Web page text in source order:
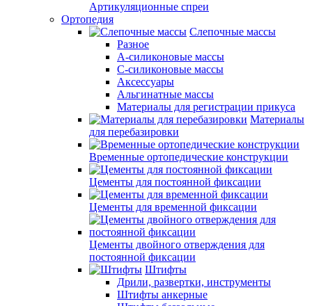
Артикуляционные спреи
Ортопедия
Слепочные массы
Разное
А-силиконовые массы
С-силиконовые массы
Аксессуары
Альгинатные массы
Материалы для регистрации прикуса
Материалы
для перебазировки
Временные ортопедические конструкции
Цементы для постоянной фиксации
Цементы для временной фиксации
Цементы двойного отверждения для
постоянной фиксации
Штифты
Дрили, развертки, инструменты
Штифты анкерные